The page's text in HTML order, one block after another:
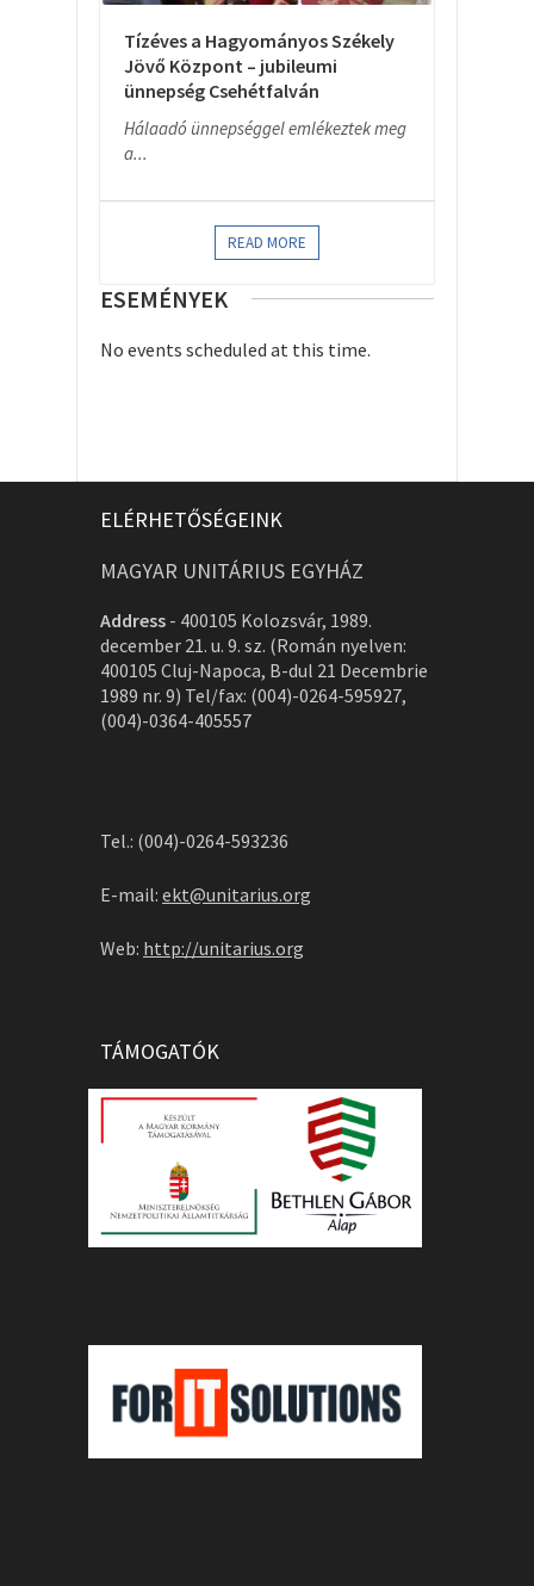
Tízéves a Hagyományos Székely
Jövő Központ – jubileumi
ünnepség Csehétfalván
Hálaadó ünnepséggel emlékeztek meg
a...
READ MORE
ESEMÉNYEK
No events scheduled at this time.
ELÉRHETŐSÉGEINK
MAGYAR UNITÁRIUS EGYHÁZ
Address - 400105 Kolozsvár, 1989.
december 21. u. 9. sz. (Román nyelven:
400105 Cluj-Napoca, B-dul 21 Decembrie
1989 nr. 9) Tel/fax: (004)-0264-595927,
(004)-0364-405557
Tel.: (004)-0264-593236
E-mail: ekt@unitarius.org
Web: http://unitarius.org
TÁMOGATÓK